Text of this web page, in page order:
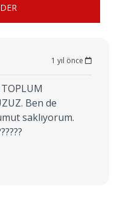
1 yıl önce
Ben de
saklıyorum.